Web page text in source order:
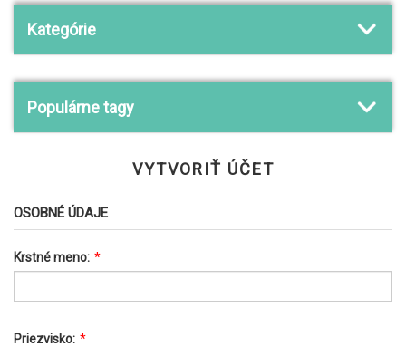
Kategórie
Populárne tagy
VYTVORIŤ ÚČET
OSOBNÉ ÚDAJE
Krstné meno: *
Priezvisko: *